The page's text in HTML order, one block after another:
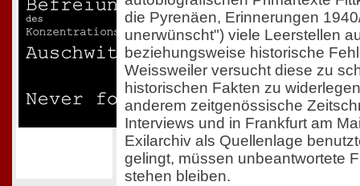
die Pyrenäen, Erinnerungen
unerwünscht") viele Leerstellen
beziehungsweise historische
Weissweiler versucht diese zu
historischen Fakten zu
anderem zeitgenössische
Interviews und in Frankfurt am
Exilarchiv als Quellenlage
gelingt, müssen unbeantwortete
stehen bleiben.